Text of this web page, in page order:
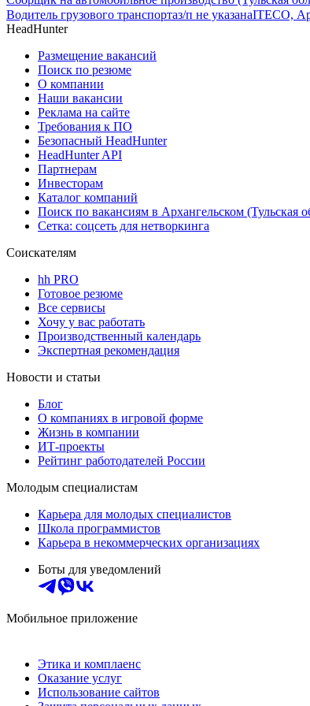
Водитель грузового транспортаз/п не указанаITECO,
HeadHunter
Размещение вакансий
Поиск по резюме
О компании
Наши вакансии
Реклама на сайте
Требования к ПО
Безопасный HeadHunter
HeadHunter API
Партнерам
Инвесторам
Каталог компаний
Поиск по вакансиям в Архангельском (Тульская
Сетка: соцсеть для нетворкинга
Соискателям
hh PRO
Готовое резюме
Все сервисы
Хочу у вас работать
Производственный календарь
Экспертная рекомендация
Новости и статьи
Блог
О компаниях в игровой форме
Жизнь в компании
ИТ-проекты
Рейтинг работодателей России
Молодым специалистам
Карьера для молодых специалистов
Школа программистов
Карьера в некоммерческих организациях
Боты для уведомлений
Мобильное приложение
Этика и комплаенс
Оказание услуг
Использование сайтов